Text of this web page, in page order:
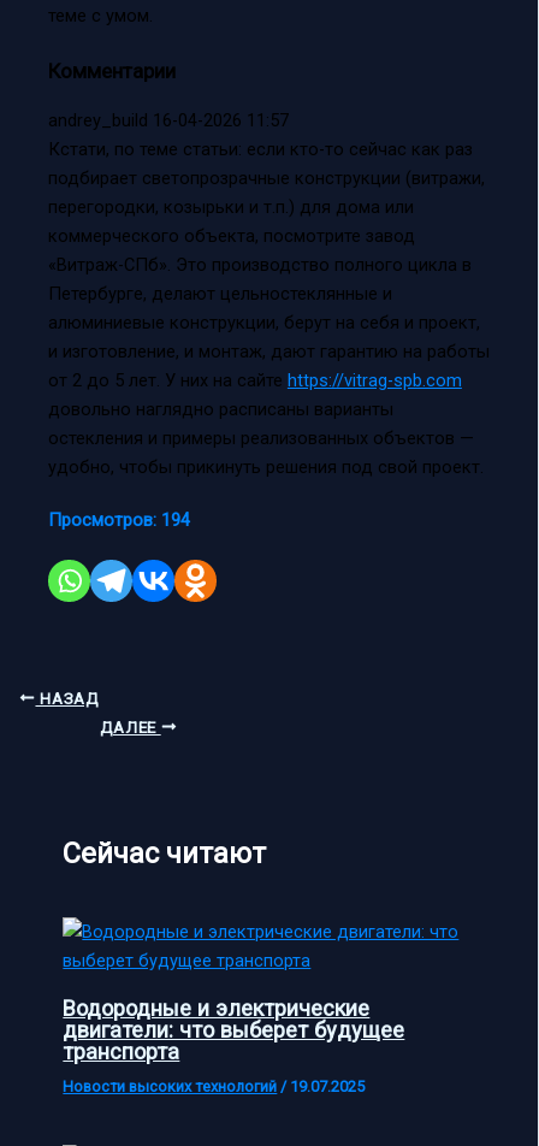
теме с умом.
Комментарии
andrey_build 16-04-2026 11:57
Кстати, по теме статьи: если кто-то сейчас как раз
подбирает светопрозрачные конструкции (витражи,
перегородки, козырьки и т.п.) для дома или
коммерческого объекта, посмотрите завод
«Витраж-СПб». Это производство полного цикла в
Петербурге, делают цельностеклянные и
алюминиевые конструкции, берут на себя и проект,
и изготовление, и монтаж, дают гарантию на работы
от 2 до 5 лет. У них на сайте https://vitrag-spb.com
довольно наглядно расписаны варианты
остекления и примеры реализованных объектов —
удобно, чтобы прикинуть решения под свой проект.
Просмотров: 194
НАЗАД
ДАЛЕЕ
Сейчас читают
Водородные и электрические
двигатели: что выберет будущее
транспорта
Новости высоких технологий / 19.07.2025